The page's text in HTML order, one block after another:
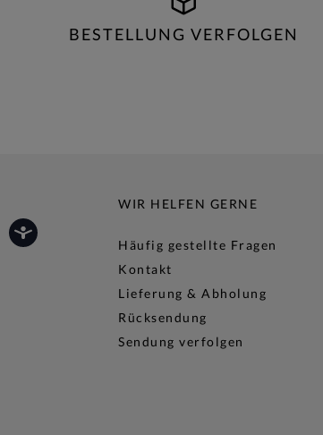
BESTELLUNG VERFOLGEN
WIR HELFEN GERNE
Häufig gestellte Fragen
Kontakt
Lieferung & Abholung
Rücksendung
Sendung verfolgen